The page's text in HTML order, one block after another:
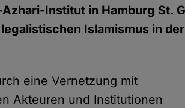
Institut in Hamburg St.
Islamismus in der
eine Vernetzung mit
Akteuren und Institutionen